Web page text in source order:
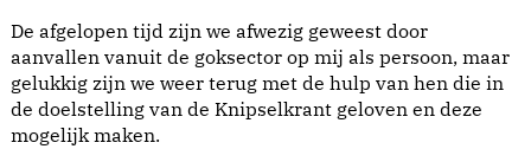
De afgelopen tijd zijn we afwezig geweest door
aanvallen vanuit de goksector op mij als persoon, maar
gelukkig zijn we weer terug met de hulp van hen die in
de doelstelling van de Knipselkrant geloven en deze
mogelijk maken.